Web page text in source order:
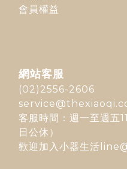
會員權益
網站客服
(02)2556-2606
客服時間：週一至週五
日公休）
歡迎加入 小器生活